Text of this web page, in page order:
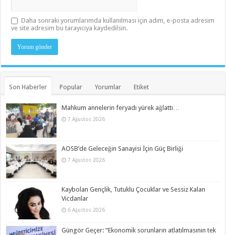
Daha sonraki yorumlarımda kullanılması için adım, e-posta adresim
ve site adresim bu tarayıcıya kaydedilsin.
Son Haberler Popular Yorumlar Etiket
Mahkum annelerin feryadı yürek ağlattı…
7 Ağustos 2026
AOSB’de Geleceğin Sanayisi İçin Güç Birliği
7 Ağustos 2026
Kaybolan Gençlik, Tutuklu Çocuklar ve Sessiz Kalan
Vicdanlar
6 Ağustos 2026
Güngör Geçer: “Ekonomik sorunların atlatılmasının tek